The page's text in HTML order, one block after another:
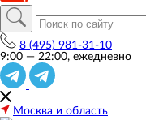
8 (495) 981-31-10
9:00 — 22:00, ежедневно
Москва и область